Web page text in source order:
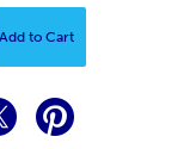
Add to Cart